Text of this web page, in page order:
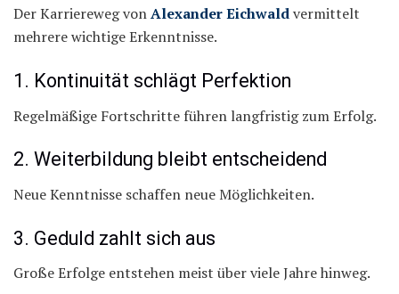
Der Karriereweg vonAlexander Eichwaldvermittelt
mehrere wichtige Erkenntnisse.
1. Kontinuität schlägt Perfektion
Regelmäßige Fortschritte führen langfristig zum Erfolg.
2. Weiterbildung bleibt entscheidend
Neue Kenntnisse schaffen neue Möglichkeiten.
3. Geduld zahlt sich aus
Große Erfolge entstehen meist über viele Jahre hinweg.